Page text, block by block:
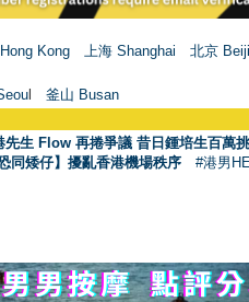
Kong 上海 Shanghai
北京
l 釜山 Busan
先生 Flow 再捲爭議 昔日鍾培生百萬
同矮仔】擾亂香港機場秩序 #港男